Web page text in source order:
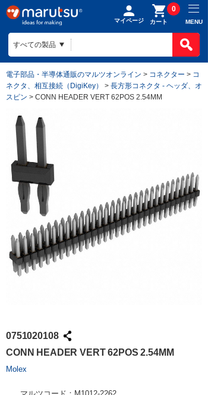
マイページ カート
0
MENU
電子部品・半導体通販のマルツオンライン > コネクター > コ
ネクタ、相互接続（DigiKey）
> 長方形コネクタ - ヘッダ、オ
スピン > CONN HEADER VERT 62POS 2.54MM
0751020108
CONN HEADER VERT 62POS 2.54MM
Molex